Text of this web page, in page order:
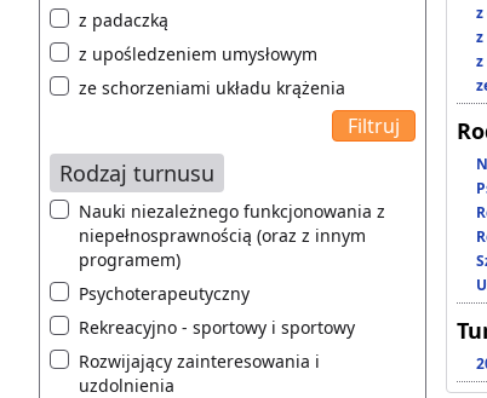
z padaczką
z upośledzeniem umysłowym
ze schorzeniami układu krążenia
Rodzaj turnusu
Nauki niezależnego funkcjonowania z
niepełnosprawnością (oraz z innym
programem)
Psychoterapeutyczny
Rekreacyjno - sportowy i sportowy
Rozwijający zainteresowania i
uzdolnienia
z